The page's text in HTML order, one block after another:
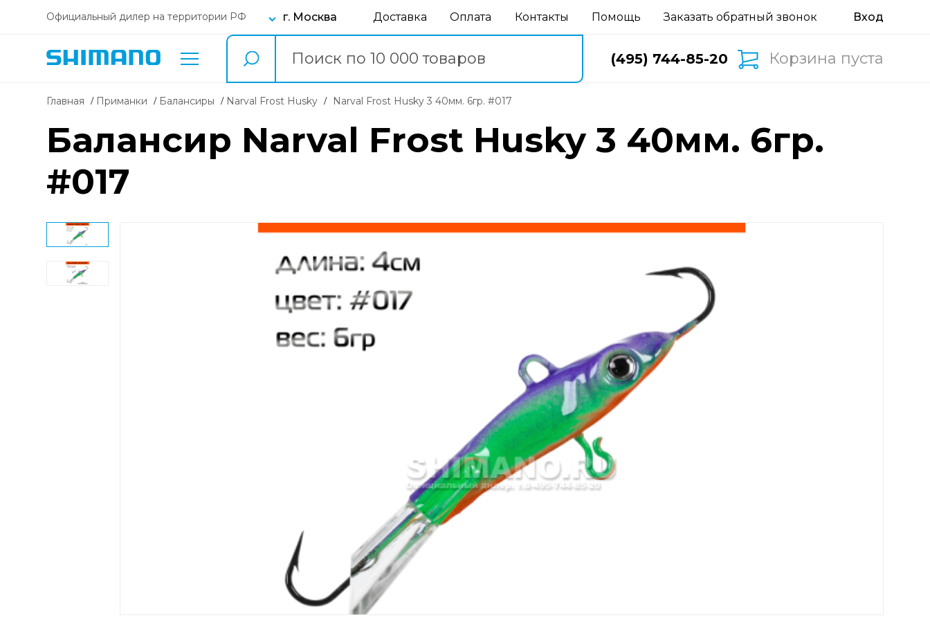
Официальный дилер на территории РФ г. Москва Доставка Оплата Контакты Помощь Заказать обратный звонок
(495) 744-85-20 Корзина пуста
Главная Приманки балансиры Narval Frost Husky Narval Frost Husky 3 40мм. 6гр. #017
Балансир Narval Frost Husky 3 40мм. 6гр.
#017